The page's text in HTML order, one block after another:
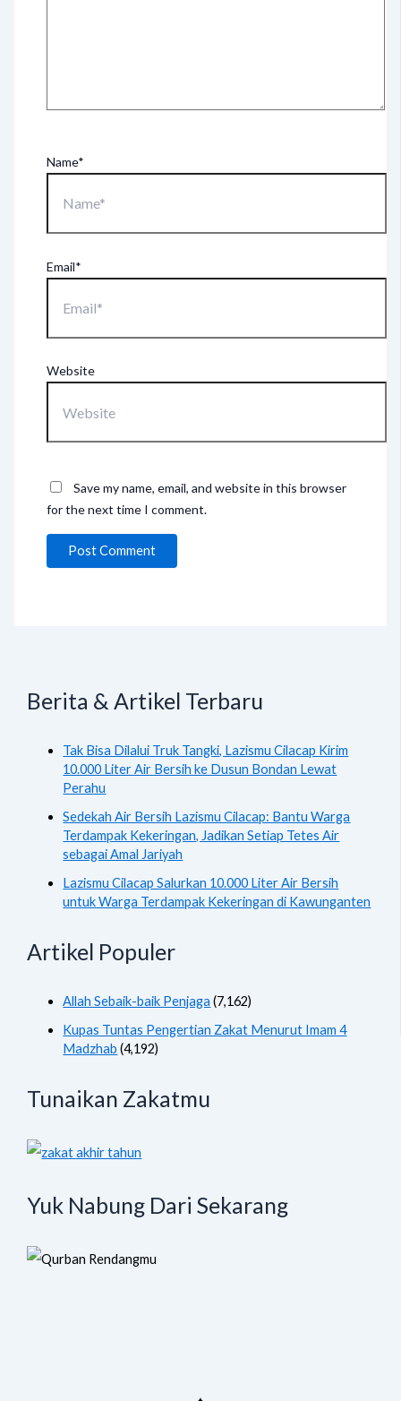
Name*
Email*
Website
Save my name, email, and website in this browser
for the next time I comment.
Berita & Artikel Terbaru
Tak Bisa Dilalui Truk Tangki, Lazismu Cilacap Kirim
10.000 Liter Air Bersih ke Dusun Bondan Lewat
Perahu
Sedekah Air Bersih Lazismu Cilacap: Bantu Warga
Terdampak Kekeringan, Jadikan Setiap Tetes Air
sebagai Amal Jariyah
Lazismu Cilacap Salurkan 10.000 Liter Air Bersih
untuk Warga Terdampak Kekeringan di Kawunganten
Artikel Populer
Allah Sebaik-baik Penjaga (7,162)
Kupas Tuntas Pengertian Zakat Menurut Imam 4
Madzhab (4,192)
Tunaikan Zakatmu
Yuk Nabung Dari Sekarang